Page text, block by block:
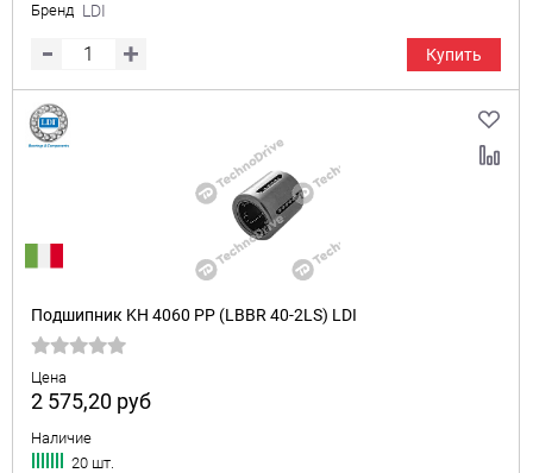
Бренд LDI
Купить
Подшипник KH 4060 PP (LBBR 40-2LS) LDI
Цена
2 575,20 руб
Наличие
20 шт.